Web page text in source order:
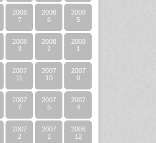
2008
7
2008
6
2008
5
2008
3
2008
2
2008
1
2007
11
2007
10
2007
9
2007
7
2007
5
2007
4
2007
2
2007
1
2006
12